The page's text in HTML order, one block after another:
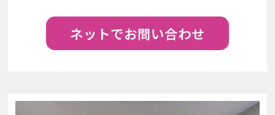
ネットでお問い合わせ